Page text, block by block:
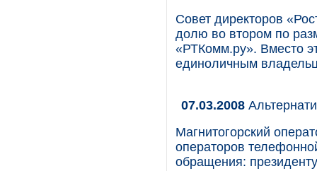
Совет директоров
долю во втором по
«РТКомм.ру». Вместо
единоличным
07.03.2008
Магнитогорский
операторов
обращения: